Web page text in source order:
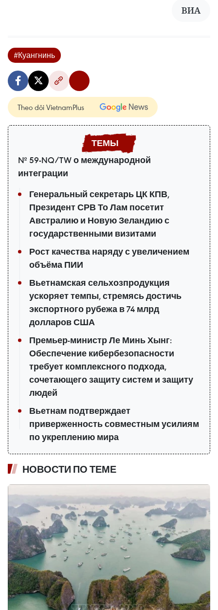
ВИА
#Куангнинь
Theo dõi VietnamPlus
№ 59-NQ/TW о международной
интеграции
Генеральный секретарь ЦК КПВ,
Президент СРВ То Лам посетит
Австралию и Новую Зеландию с
государственными визитами
Рост качества наряду с увеличением
объёма ПИИ
Вьетнамская сельхозпродукция
ускоряет темпы, стремясь достичь
экспортного рубежа в 74 млрд
долларов США
Премьер-министр Ле Минь Хынг:
Обеспечение кибербезопасности
требует комплексного подхода,
сочетающего защиту систем и защиту
людей
Вьетнам подтверждает
приверженность совместным усилиям
по укреплению мира
НОВОСТИ ПО ТЕМЕ